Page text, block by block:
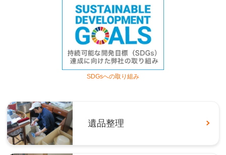
SDGsへの取り組み
遺品整理